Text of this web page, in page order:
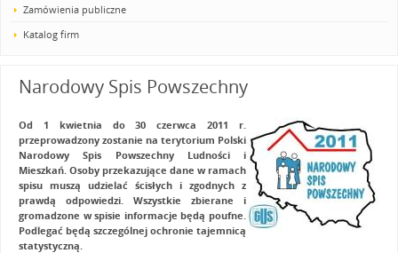
Zamówienia publiczne
Katalog firm
Narodowy Spis Powszechny
Od 1 kwietnia do 30 czerwca 2011 r.
przeprowadzony zostanie na terytorium Polski
Narodowy Spis Powszechny Ludności i
Mieszkań. Osoby przekazujące dane w ramach
spisu muszą udzielać ścisłych i zgodnych z
prawdą odpowiedzi. Wszystkie zbierane i
gromadzone w spisie informacje będą poufne.
Podlegać będą szczególnej ochronie tajemnicą
statystyczną.